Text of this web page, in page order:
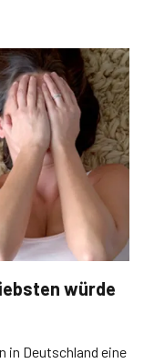
würde
in Deutschland eine